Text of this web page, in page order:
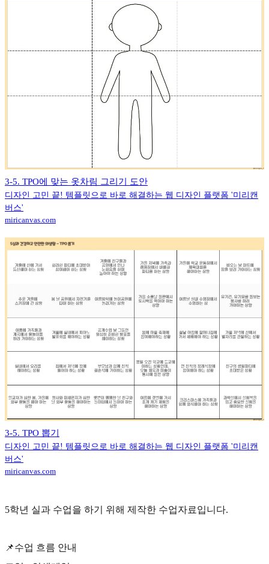
3-5. TPO에 맞는 옷차림 그리기 도안
디자인 고민 끝! 템플릿으로 바로 해결하는 웹 디자인 플랫폼 '미리캔
버스'
miricanvas.com
3-5. TPO 뽑기
디자인 고민 끝! 템플릿으로 바로 해결하는 웹 디자인 플랫폼 '미리캔
버스'
miricanvas.com
5학년 실과 수업을 하기 위해 제작한 수업자료입니다.
📌수업 흐름 안내